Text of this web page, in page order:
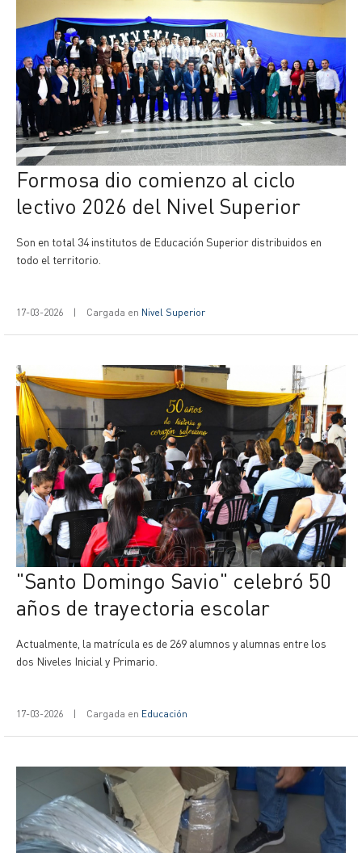
Formosa dio comienzo al ciclo
lectivo 2026 del Nivel Superior
Son en total 34 institutos de Educación Superior distribuidos en
todo el territorio.
17-03-2026 | Cargada en Nivel Superior
"Santo Domingo Savio" celebró 50
años de trayectoria escolar
Actualmente, la matrícula es de 269 alumnos y alumnas entre los
dos Niveles Inicial y Primario.
17-03-2026 | Cargada en Educación